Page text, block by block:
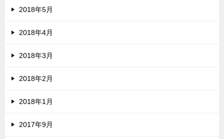
2018年5月
2018年4月
2018年3月
2018年2月
2018年1月
2017年9月